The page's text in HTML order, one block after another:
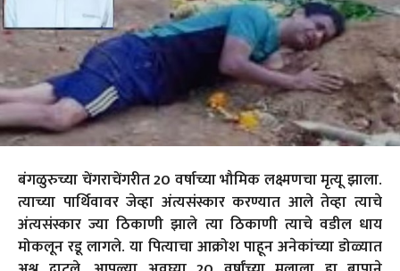
बंगळुरुच्या चेंगराचेंगरीत 20 वर्षाच्या भौमिक लक्ष्मणचा मृत्यू झाला.
त्याच्या पार्थिवावर जेव्हा अंत्यसंस्कार करण्यात आले तेव्हा त्याचे
अंत्यसंस्कार ज्या ठिकाणी झाले त्या ठिकाणी त्याचे वडील धाय
मोकलून रडू लागले. या पित्याचा आक्रोश पाहून अनेकांच्या डोळ्यात